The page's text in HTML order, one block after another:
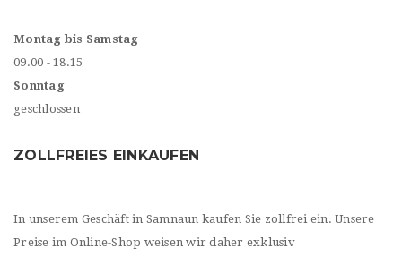
Montag bis Samstag
09.00 - 18.15
Sonntag
geschlossen
ZOLLFREIES EINKAUFEN
In unserem Geschäft in Samnaun kaufen Sie zollfrei ein. Unsere
Preise im Online-Shop weisen wir daher exklusiv